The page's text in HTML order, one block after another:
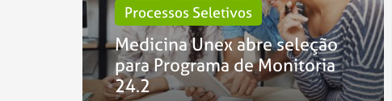
Processos Seletivos
Medicina Unex abre seleção
para Programa de Monitoria
24.2